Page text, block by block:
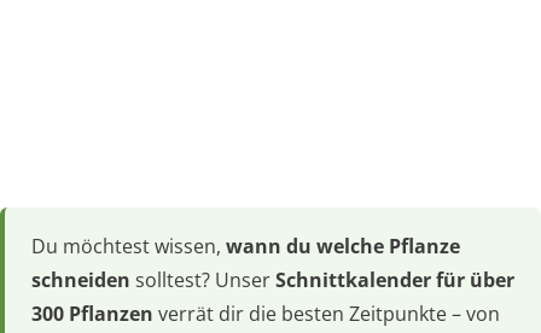
Du möchtest wissen, wann du welche Pflanze
schneiden solltest? UnserSchnittkalender für über
300 Pflanzen verrät dir die besten Zeitpunkte – von